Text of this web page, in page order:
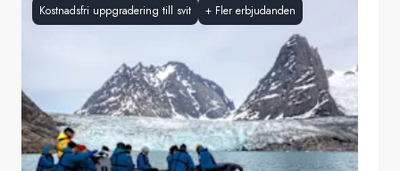
Kostnadsfri uppgradering till svit + Fler erbjudanden